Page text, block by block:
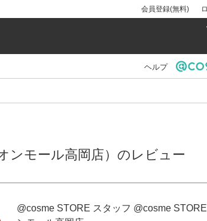
会員登録(無料)
ヘルプ
ンモール高岡店）のレビュー
@cosme STORE スタッフ @cosme